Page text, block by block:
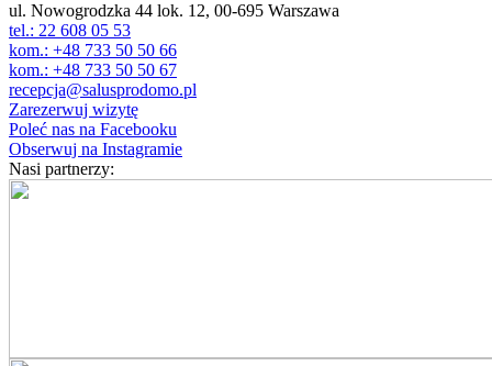
ul. Nowogrodzka 44 lok. 12, 00-695 Warszawa
tel.: 22 608 05 53
kom.: +48 733 50 50 66
kom.: +48 733 50 50 67
recepcja@salusprodomo.pl
Zarezerwuj wizytę
Poleć nas na Facebooku
Obserwuj na Instagramie
Nasi partnerzy: